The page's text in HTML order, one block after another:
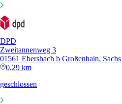
DPD
Zweitannenweg 3
01561 Ebersbach b Großenhain, Sachs
0,29 km
geschlossen